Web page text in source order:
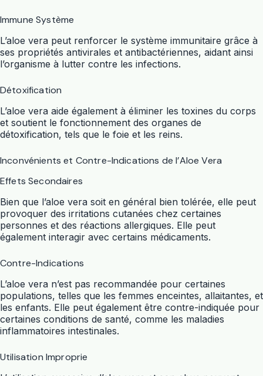
Immune Système
L’aloe vera peut renforcer le système immunitaire grâce à
ses propriétés antivirales et antibactériennes, aidant ainsi
l’organisme à lutter contre les infections.
Détoxification
L’aloe vera aide également à éliminer les toxines du corps
et soutient le fonctionnement des organes de
détoxification, tels que le foie et les reins.
Inconvénients et Contre-Indications de l’Aloe Vera
Effets Secondaires
Bien que l’aloe vera soit en général bien tolérée, elle peut
provoquer des irritations cutanées chez certaines
personnes et des réactions allergiques. Elle peut
également interagir avec certains médicaments.
Contre-Indications
L’aloe vera n’est pas recommandée pour certaines
populations, telles que les femmes enceintes, allaitantes, et
les enfants. Elle peut également être contre-indiquée pour
certaines conditions de santé, comme les maladies
inflammatoires intestinales.
Utilisation Improprie